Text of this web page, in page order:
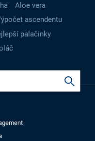
Aloe vera
ascendentu
palačinky